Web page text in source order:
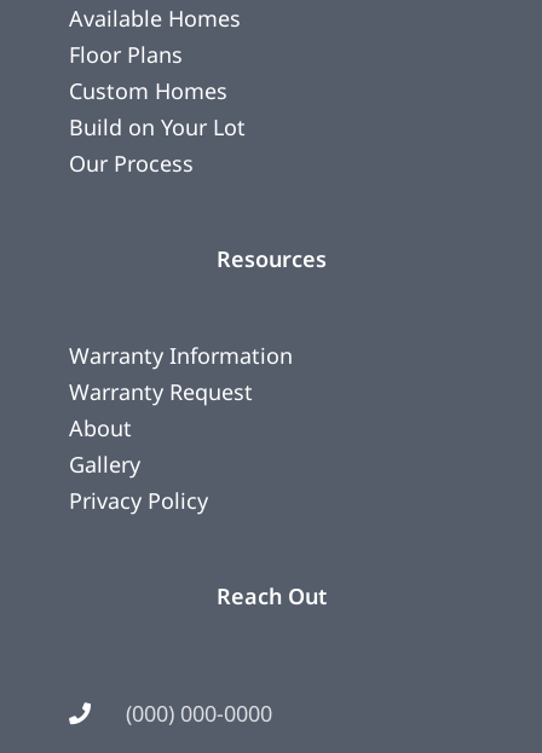
Available Homes
Floor Plans
Custom Homes
Build on Your Lot
Our Process
Resources
Warranty Information
Warranty Request
About
Gallery
Privacy Policy
Reach Out
(000) 000-0000